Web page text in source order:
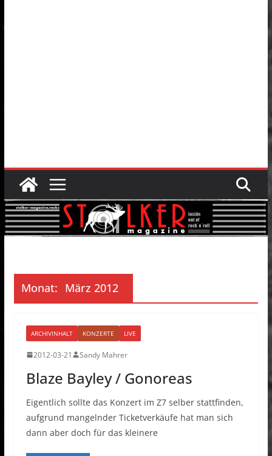
Monat: März 2012
ARCHIVINHALT KONZERTE LIVE
2012-03-21 Sandy Mahrer
Blaze Bayley / Gonoreas
Eigentlich sollte das Konzert im Z7 selber stattfinden,
aufgrund mangelnder Ticketverkäufe hat man sich
dann aber doch für das kleinere